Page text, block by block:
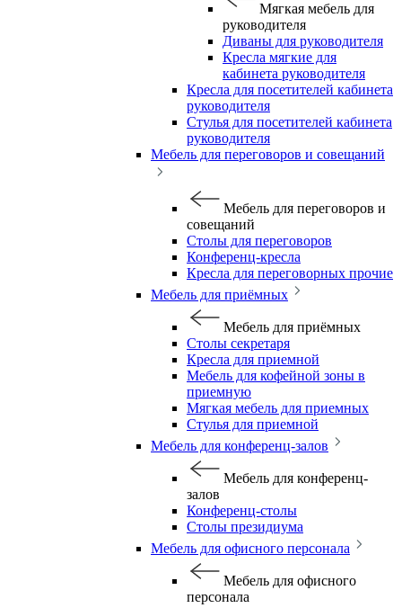
Мягкая мебель для
руководителя
Диваны для руководителя
Кресла мягкие для
кабинета руководителя
Кресла для посетителей кабинета
руководителя
Стулья для посетителей кабинета
руководителя
Мебель для переговоров и совещаний
Мебель для переговоров и
совещаний
Столы для переговоров
Конференц-кресла
Кресла для переговорных прочие
Мебель для приёмных
Мебель для приёмных
Столы секретаря
Кресла для приемной
Мебель для кофейной зоны в
приемную
Мягкая мебель для приемных
Стулья для приемной
Мебель для конференц-залов
Мебель для конференц-
залов
Конференц-столы
Столы президиума
Мебель для офисного персонала
Мебель для офисного
персонала